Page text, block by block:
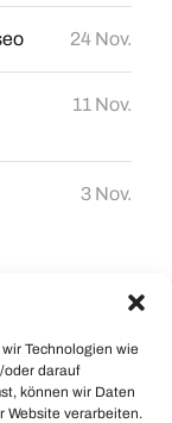
Technologien wie
oder darauf
können wir Daten
Website verarbeiten.
24 Nov.
11 Nov.
3 Nov.